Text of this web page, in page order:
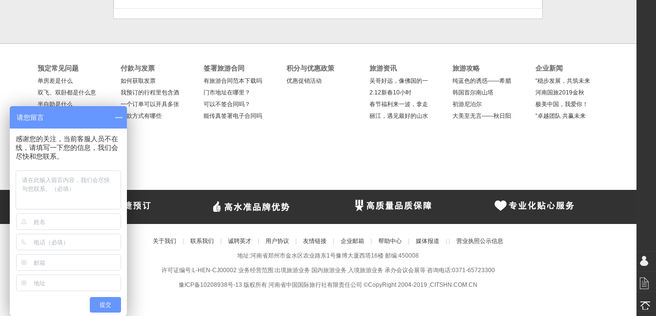
预定常见问题
单房差是什么
双飞、双卧都是什么意
半自助是什么
迷你半自助是什么？（
付款与发票
如何获取发票
我预订的行程里包含酒
一个订单可以开具多张
付款方式有哪些
签署旅游合同
有旅游合同范本下载吗
门市地址在哪里？
可以不签合同吗？
能传真签署电子合同吗
积分与优惠政策
优惠促销活动
旅游资讯
吴哥好远，像佛国的一
2.12新春10小时
春节福利来一波，拿走
丽江，遇见最好的山水
旅游攻略
纯蓝色的诱惑——希腊
韩国首尔南山塔
初游尼泊尔
大美至无言——秋日阳
企业新闻
“稳步发展，共筑未来
河南国旅2019金秋
极美中国，我爱你！
“卓越团队 共赢未来
关于我们 联系我们 诚聘英才 用户协议 友情链接 企业邮箱 帮助中心 媒体报道 营业执照公示信息
地址:河南省郑州市金水区农业路东1号豫博大厦西塔16楼 邮编:450008
许可证编号:L-HEN-CJ00002 业务经营范围:出境旅游业务 国内旅游业务 入境旅游业务 承办会议会展等 咨询电话:0371-65723300
豫ICP备10208938号-13 版权所有 河南省中国国际旅行社有限责任公司 ©CopyRight 2004-2019 ,CITSHN.COM.CN
请您留言
感谢您的关注，当前客服人员不在
线，请填写一下您的信息，我们会
尽快和您联系。
提交